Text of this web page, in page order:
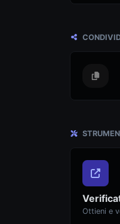
Ottieni e